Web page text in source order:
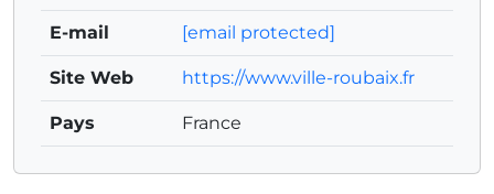
E-mail [email protected]
Site Web https://www.ville-roubaix.fr
Pays France